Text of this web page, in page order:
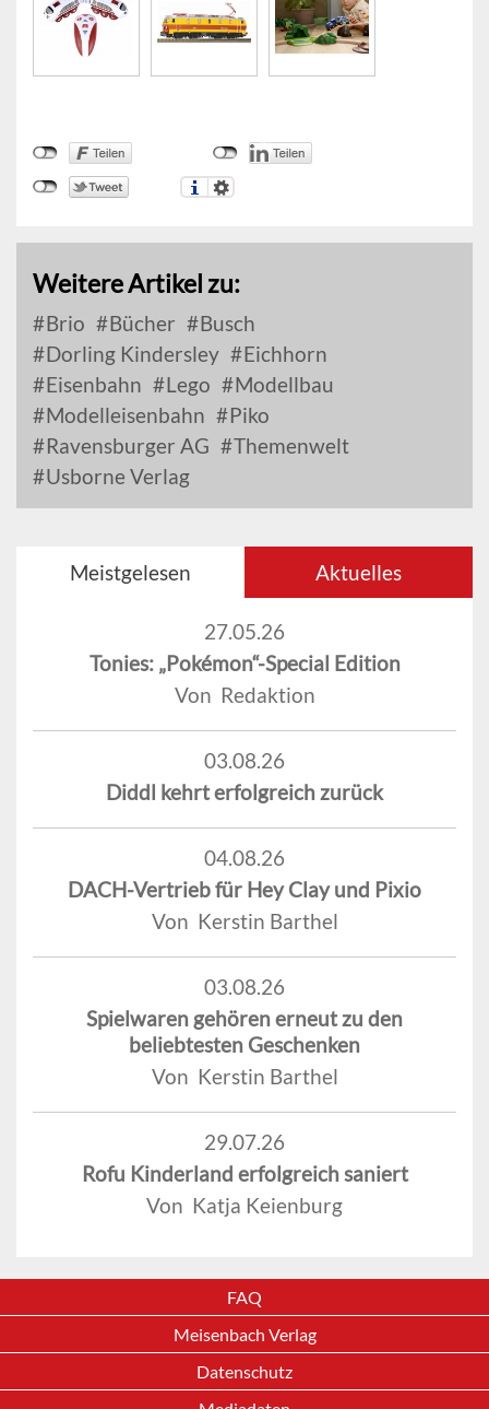
Weitere Artikel zu:
Brio Bücher
Busch
Dorling Kindersley
Eichhorn
Eisenbahn
Lego
Modellbau
Modelleisenbahn
Piko
Ravensburger AG
Themenwelt
Usborne Verlag
Meistgelesen Aktuelles
27.05.26
Tonies: „Pokémon“-Special Edition
Von Redaktion
03.08.26
Diddl kehrt erfolgreich zurück
04.08.26
DACH-Vertrieb für Hey Clay und Pixio
Von Kerstin Barthel
03.08.26
Spielwaren gehören erneut zu den
beliebtesten Geschenken
Von Kerstin Barthel
29.07.26
Rofu Kinderland erfolgreich saniert
Von Katja Keienburg
FAQ
Meisenbach Verlag
Datenschutz